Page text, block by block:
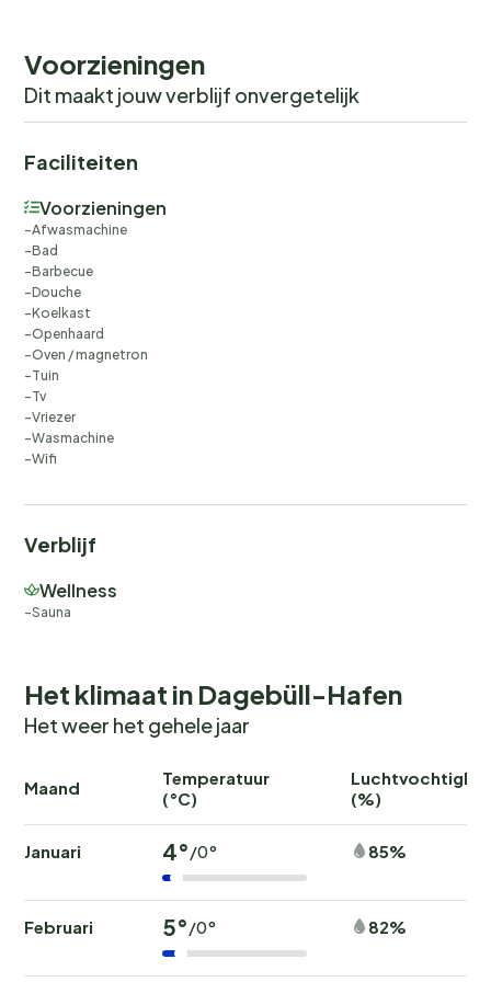
Voorzieningen
Dit maakt jouw verblijf onvergetelijk
Faciliteiten
Voorzieningen
Afwasmachine
Bad
Barbecue
Douche
Koelkast
Openhaard
Oven / magnetron
Tuin
Tv
Vriezer
Wasmachine
Wifi
Verblijf
Wellness
Sauna
Het klimaat in Dagebüll-Hafen
Het weer het gehele jaar
Maand
Temperatuur
(°C)
(%)
Januari 4°/0° 85%
Februari 5°/0° 82%